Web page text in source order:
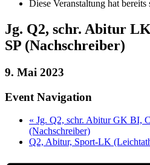
Diese Veranstaltung hat bereits
Jg. Q2, schr. Abitur
SP (Nachschreiber)
9. Mai 2023
Event Navigation
« Jg. Q2, schr. Abitur GK BI,
(Nachschreiber)
Q2, Abitur, Sport-LK